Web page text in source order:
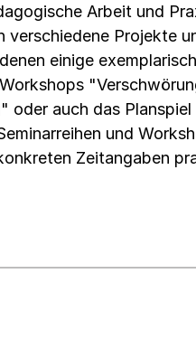
Arbeit und
verschiedene Projekte
einige
oder auch das
und
Zeitangaben